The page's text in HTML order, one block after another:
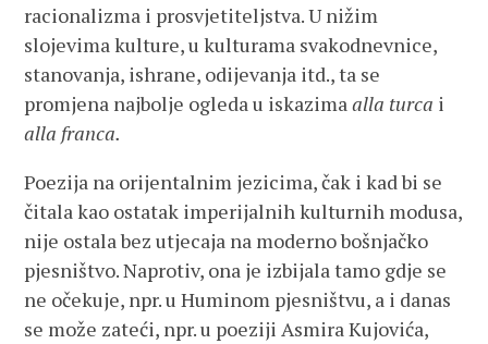
racionalizma i prosvjetiteljstva. U nižim
slojevima kulture, u kulturama svakodnevnice,
stanovanja, ishrane, odijevanja itd., ta se
promjena najbolje ogleda u iskazimaalla turca i
alla franca.
Poezija na orijentalnim jezicima, čak i kad bi se
čitala kao ostatak imperijalnih kulturnih modusa,
nije ostala bez utjecaja na moderno bošnjačko
pjesništvo. Naprotiv, ona je izbijala tamo gdje se
ne očekuje, npr. u Huminom pjesništvu, a i danas
se može zateći, npr. u poeziji Asmira Kujovića,